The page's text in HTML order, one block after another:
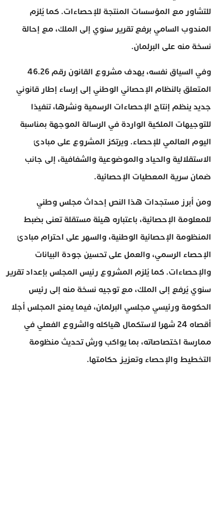
للتشاور مع المؤسسات المنتجة للإحصاءات. كما يُلزم
المندوب السامي برفع تقرير سنوي إلى الملك، مع إحالة
نسخة منه على البرلمان.
وفي السياق نفسه، يهدف مشروع القانون رقم 46.26
المتعلق بالنظام الإحصائي الوطني إلى إرساء إطار قانوني
جديد ينظم إنتاج الإحصاءات الرسمية ونشرها، تنفيذا
للتوجيهات الملكية الواردة في الرسالة الموجهة بمناسبة
اليوم العالمي للإحصاء. ويرتكز المشروع على مبادئ
الاستقلالية والحياد والموضوعية والشفافية، إلى جانب
ضمان سرية المعطيات الإحصائية.
ومن أبرز مستجدات هذا النص إحداث مجلس وطني
للمعلومة الإحصائية، باعتباره هيئة مستقلة تعنى بضبط
المنظومة الإحصائية الوطنية، والسهر على احترام مبادئ
الإحصاء الرسمي، والعمل على تحسين جودة البيانات
والإحصاءات. كما يُلزم المشروع رئيس المجلس بإعداد تقرير
سنوي يُرفع إلى الملك، مع توجيه نسخة منه إلى رئيس
الحكومة ورئيسي مجلسي البرلمان، فيما يمنح المجلس أجلا
أقصاه 24 شهرا لاستكمال هياكله والشروع الفعلي في
ممارسة اختصاصاته، بما يواكب ورش تحديث منظومة
التخطيط والإحصاء وتعزيز حكامتها.